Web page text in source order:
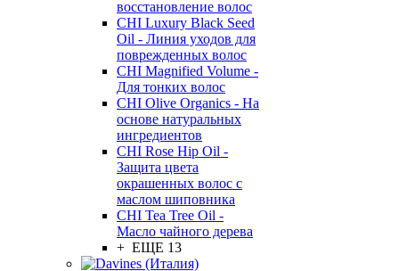
восстановление волос
CHI Luxury Black Seed
Oil - Линия уходов для
поврежденных волос
CHI Magnified Volume -
Для тонких волос
CHI Olive Organics - На
основе натуральных
ингредиентов
CHI Rose Hip Oil -
Защита цвета
окрашенных волос с
маслом шиповника
CHI Tea Tree Oil -
Масло чайного дерева
+ ЕЩЕ 13